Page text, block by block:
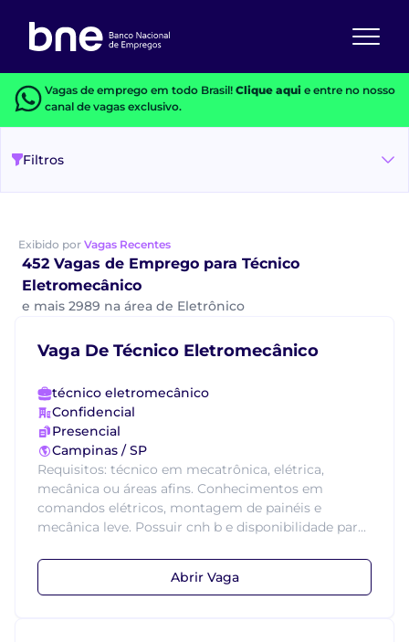
Vagas de emprego em todo Brasil! Clique aquie entre no nosso
canal de vagas exclusivo.
Filtros
Exibido por Vagas Recentes
452 Vagas de Emprego para Técnico
Eletromecânico
e mais 2989 na área de Eletrônico
Vaga De Técnico Eletromecânico
técnico eletromecânico
Confidencial
Presencial
Campinas / SP
Requisitos: técnico em mecatrônica, elétrica,
mecânica ou áreas afins. Conhecimentos em
comandos elétricos, montagem de painéis e
mecânica leve. Possuir cnh b e disponibilidade par...
Abrir Vaga